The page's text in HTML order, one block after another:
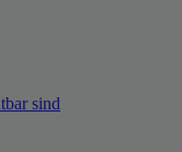
sind